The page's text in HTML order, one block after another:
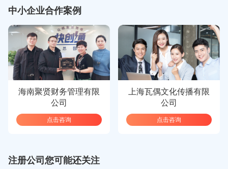
中小企业合作案例
海南聚贤财务管理有限
公司
点击咨询
上海瓦偶文化传播有限
公司
点击咨询
注册公司您可能还关注